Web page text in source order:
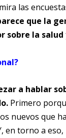
las
que la
sobre la
a hablar
Primero
nuevos que
en torno a